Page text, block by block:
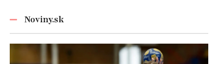
Noviny.sk